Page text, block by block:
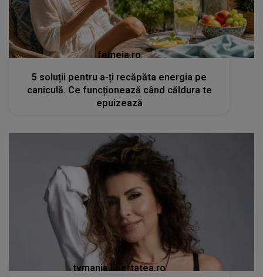
femeia.ro
5 soluții pentru a-ți recăpăta energia pe
caniculă. Ce funcționează când căldura te
epuizează
tvmania.libertatea.ro